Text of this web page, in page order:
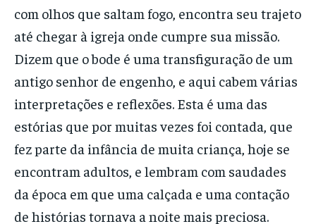
com olhos que saltam fogo, encontra seu trajeto
até chegar à igreja onde cumpre sua missão.
Dizem que o bode é uma transfiguração de um
antigo senhor de engenho, e aqui cabem várias
interpretações e reflexões. Esta é uma das
estórias que por muitas vezes foi contada, que
fez parte da infância de muita criança, hoje se
encontram adultos, e lembram com saudades
da época em que uma calçada e uma contação
de histórias tornava a noite mais preciosa.